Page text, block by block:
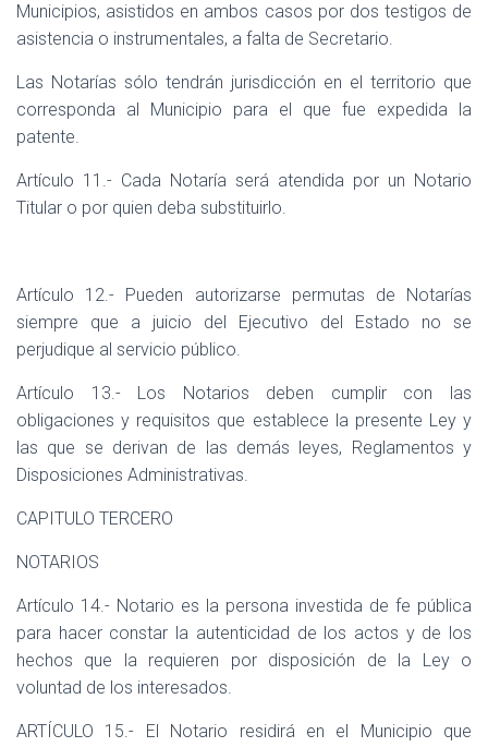
Municipios, asistidos en ambos casos por dos testigos de
asistencia o instrumentales, a falta de Secretario.
Las Notarías sólo tendrán jurisdicción en el territorio que
corresponda al Municipio para el que fue expedida la
patente.
Artículo 11.- Cada Notaría será atendida por un Notario
Titular o por quien deba substituirlo.
Artículo 12.- Pueden autorizarse permutas de Notarías
siempre que a juicio del Ejecutivo del Estado no se
perjudique al servicio público.
Artículo 13.- Los Notarios deben cumplir con las
obligaciones y requisitos que establece la presente Ley y
las que se derivan de las demás leyes, Reglamentos y
Disposiciones Administrativas.
CAPITULO TERCERO
NOTARIOS
Artículo 14.- Notario es la persona investida de fe pública
para hacer constar la autenticidad de los actos y de los
hechos que la requieren por disposición de la Ley o
voluntad de los interesados.
ARTÍCULO 15.- El Notario residirá en el Municipio que